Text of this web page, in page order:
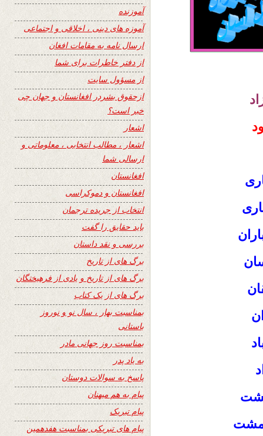
آموزنده
آموزه های دینی ، اخلاقی و اجتماعی
ارسال نامه به مقامات افغان
از دفتر خاطرات برای شما
از مسؤول سایت
ازحقوق بشردر افغانستان و جهان چی
خبر است؟
اشعار
اشعار ، مطالب انتخابی ، معلوماتی و
ارسالی شما
افغانستان
افغانستان و دموکراسی
انتخاب از جریده ترجمان
باید حقایق را گفت
بررسی و نقد داستان
برگ های از تاریخ
برگ های از تاریخ و یادی از فرهیختگان
برگ های از یک کتاب
بمناسبت بهار ، سال نو و نوروز
باستانی
بمناسبت روز جهانی مادر
به یاد پدر
پاسخ به سوالات دوستان
پیام به هم میهنان
پیام تبریک
پیام های تبریکی بمناسبت هفدهمین